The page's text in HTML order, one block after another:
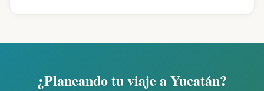
¿Planeando tu viaje a Yucatán?